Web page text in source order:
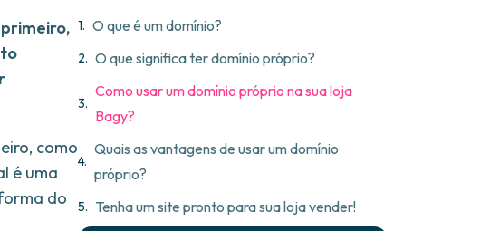
como
é uma
do
O que é um domínio?
O que significa ter domínio próprio?
Como usar um domínio próprio na sua loja
Bagy?
Quais as vantagens de usar um domínio
próprio?
Tenha um site pronto para sua loja vender!